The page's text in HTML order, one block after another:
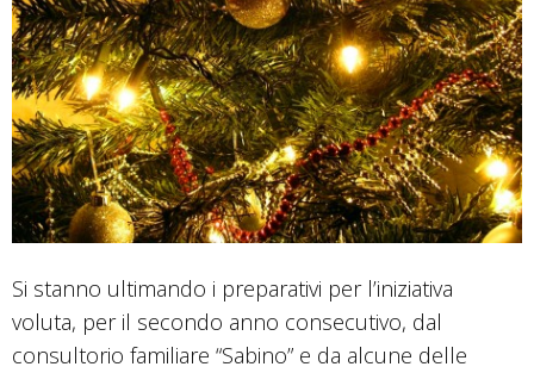
Si stanno ultimando i preparativi per l’iniziativa
voluta, per il secondo anno consecutivo, dal
consultorio familiare “Sabino” e da alcune delle